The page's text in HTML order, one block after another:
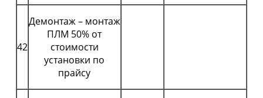
42
Демонтаж – монтаж
ПЛМ 50% от
стоимости
установки по
прайсу